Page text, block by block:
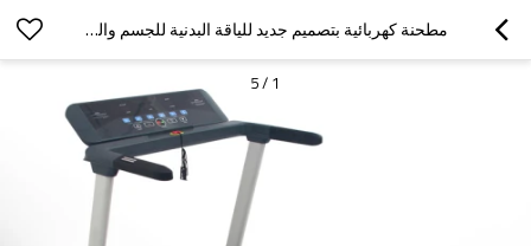
مطحنة كهربائية بتصميم جديد للياقة البدنية للجسم واللياقة البدنية
1
/
5